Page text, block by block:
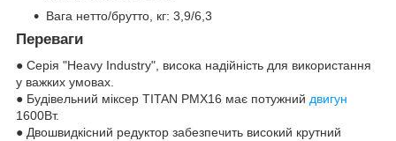
Вага нетто/брутто, кг: 3,9/6,3
Переваги
● Серія "Heavy Industry", висока надійність для використання
у важких умовах.
● Будівельний міксер TITAN PMX16 має потужний двигун
1600Вт.
● Двошвидкісний редуктор забезпечить високий крутний